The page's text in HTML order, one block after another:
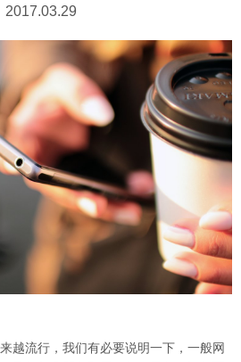
2017.03.29
流行，我们有必要说明一下，一般网